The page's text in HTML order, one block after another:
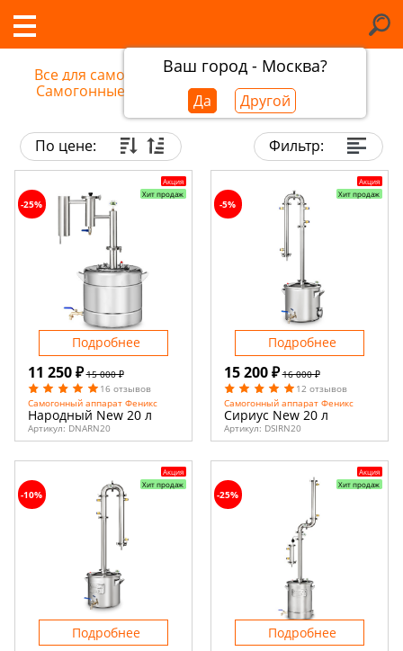
Ваш город - Москва?
Да Другой
Все для самогоноварения/
Самогонные аппараты в Караганде
По цене: Фильтр:
Акция
Хит продаж
11 250 ₽ 15 000 ₽
16 отзывов
Самогонный аппарат Феникс
Народный New 20 л
Артикул: DNARN20
-25%
Подробнее
Акция
Хит продаж
15 200 ₽ 16 000 ₽
12 отзывов
Самогонный аппарат Феникс
Сириус New 20 л
Артикул: DSIRN20
-5%
Подробнее
Акция
Хит продаж
-10%
Подробнее
Акция
Хит продаж
-25%
Подробнее